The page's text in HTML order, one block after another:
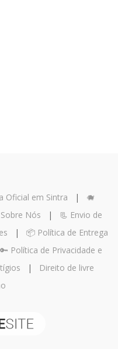
Oficial em Sintra | 🐗
Nós | 📃 Envio de
| 📦 Política de Entrega
🔑 Política de Privacidade e
|
Direito de livre